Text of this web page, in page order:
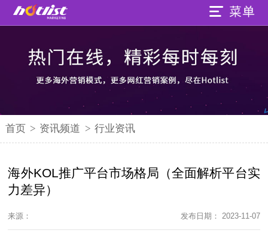
首页 > 资讯频道 > 行业资讯
海外KOL推广平台市场格局（全面解析平台实
力差异）
来源： 发布日期： 2023-11-07